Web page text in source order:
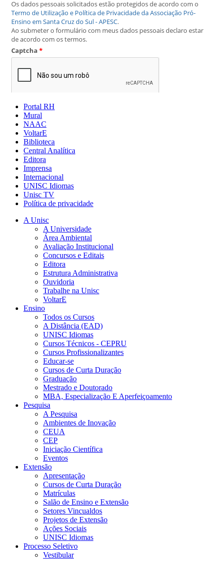
Portal RH
Mural
NAAC
VoltarE
Biblioteca
Central Analítica
Editora
Imprensa
Internacional
UNISC Idiomas
Unisc TV
Política de privacidade
A Unisc
A Universidade
Área Ambiental
Avaliação Institucional
Concursos e Editais
Editora
Estrutura Administrativa
Ouvidoria
Trabalhe na Unisc
VoltarE
Ensino
Todos os Cursos
A Distância (EAD)
UNISC Idiomas
Cursos Técnicos - CEPRU
Cursos Profissionalizantes
Educar-se
Cursos de Curta Duração
Graduação
Mestrado e Doutorado
MBA, Especialização E Aperfeiçoamento
Pesquisa
A Pesquisa
Ambientes de Inovação
CEUA
CEP
Iniciação Científica
Eventos
Extensão
Apresentação
Cursos de Curta Duração
Matrículas
Salão de Ensino e Extensão
Setores Vincualdos
Projetos de Extensão
Ações Sociais
UNISC Idiomas
Processo Seletivo
Vestibular